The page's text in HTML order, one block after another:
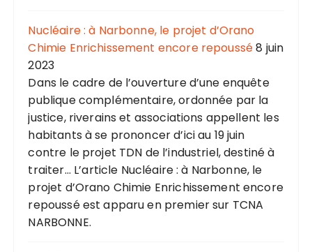
Nucléaire : à Narbonne, le projet d’Orano
Chimie Enrichissement encore repoussé8 juin
2023
Dans le cadre de l’ouverture d’une enquête
publique complémentaire, ordonnée par la
justice, riverains et associations appellent les
habitants à se prononcer d’ici au 19 juin
contre le projet TDN de l’industriel, destiné à
traiter... L’article Nucléaire : à Narbonne, le
projet d’Orano Chimie Enrichissement encore
repoussé est apparu en premier sur TCNA
NARBONNE.